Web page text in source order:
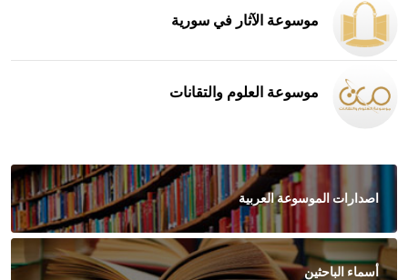
موسوعة الآثار في سورية
موسوعة العلوم والتقانات
اصدارات الموسوعة العربية
أسماء الباحثين